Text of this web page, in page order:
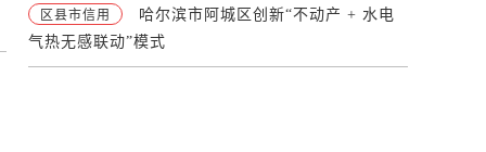
区县市信用
哈尔滨市阿城区创新“不动产 + 水电
气热无感联动”模式